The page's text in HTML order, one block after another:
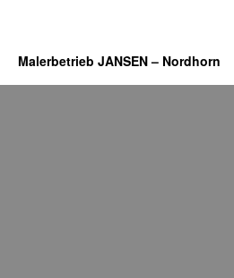
Malerbetrieb JANSEN – Nordhorn